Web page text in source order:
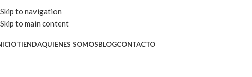
Skip to navigation
Skip to main content
TIENDAQUIENES SOMOSBLOGCONTACTO